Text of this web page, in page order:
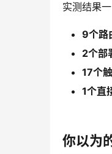
实测结果
9个路
2个部
17个
1个直
你以为